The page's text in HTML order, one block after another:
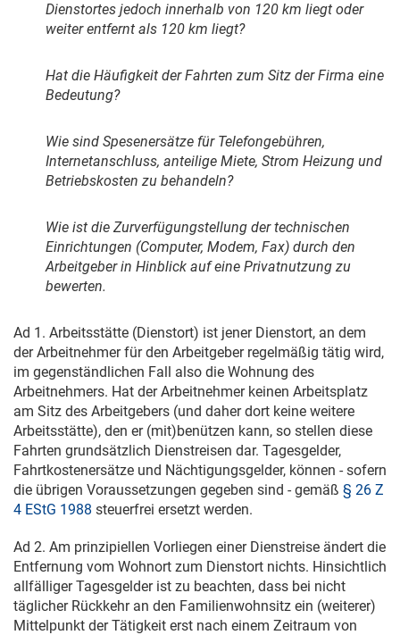
Dienstortes jedoch innerhalb von 120 km liegt oder
weiter entfernt als 120 km liegt?
Hat die Häufigkeit der Fahrten zum Sitz der Firma eine
Bedeutung?
Wie sind Spesenersätze für Telefongebühren,
Internetanschluss, anteilige Miete, Strom Heizung und
Betriebskosten zu behandeln?
Wie ist die Zurverfügungstellung der technischen
Einrichtungen (Computer, Modem, Fax) durch den
Arbeitgeber in Hinblick auf eine Privatnutzung zu
bewerten.
Ad 1. Arbeitsstätte (Dienstort) ist jener Dienstort, an dem
der Arbeitnehmer für den Arbeitgeber regelmäßig tätig wird,
im gegenständlichen Fall also die Wohnung des
Arbeitnehmers. Hat der Arbeitnehmer keinen Arbeitsplatz
am Sitz des Arbeitgebers (und daher dort keine weitere
Arbeitsstätte), den er (mit)benützen kann, so stellen diese
Fahrten grundsätzlich Dienstreisen dar. Tagesgelder,
Fahrtkostenersätze und Nächtigungsgelder, können - sofern
die übrigen Voraussetzungen gegeben sind - gemäß § 26 Z
4 EStG 1988 steuerfrei ersetzt werden.
Ad 2. Am prinzipiellen Vorliegen einer Dienstreise ändert die
Entfernung vom Wohnort zum Dienstort nichts. Hinsichtlich
allfälliger Tagesgelder ist zu beachten, dass bei nicht
täglicher Rückkehr an den Familienwohnsitz ein (weiterer)
Mittelpunkt der Tätigkeit erst nach einem Zeitraum von